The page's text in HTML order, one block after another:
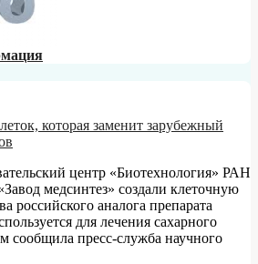
которая заменит зарубежный
центр «Биотехнология» РАН
медсинтез» создали клеточную
российского аналога препарата
для лечения сахарного
сообщила пресс-служба научного